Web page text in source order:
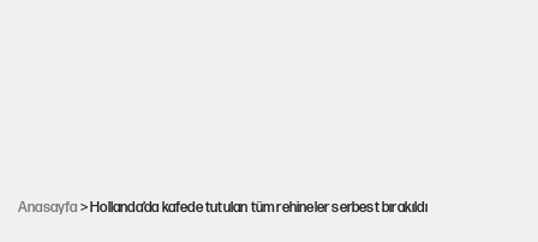
Anasayfa > Hollanda’da kafede tutulan tüm rehineler serbest bırakıldı